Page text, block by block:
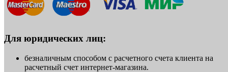
Для юридических лиц:
безналичным способом с расчетного счета клиента на
расчетный счет интернет-магазина.